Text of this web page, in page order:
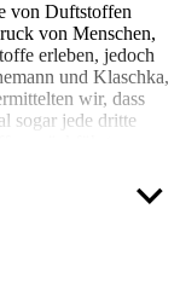
von Duftstoffen
von Menschen,
erleben, jedoch
und Klaschka,
wir, dass
sogar jede dritte
zurückführt.
Atemnot oder
Mensch, der keine